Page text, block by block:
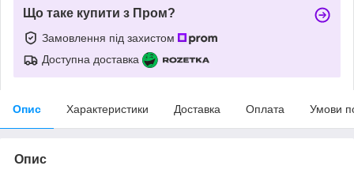
Що таке купити з Пром?
Замовлення під захистом
Доступна доставка
Опис Характеристики Доставка Оплата Умови
Опис